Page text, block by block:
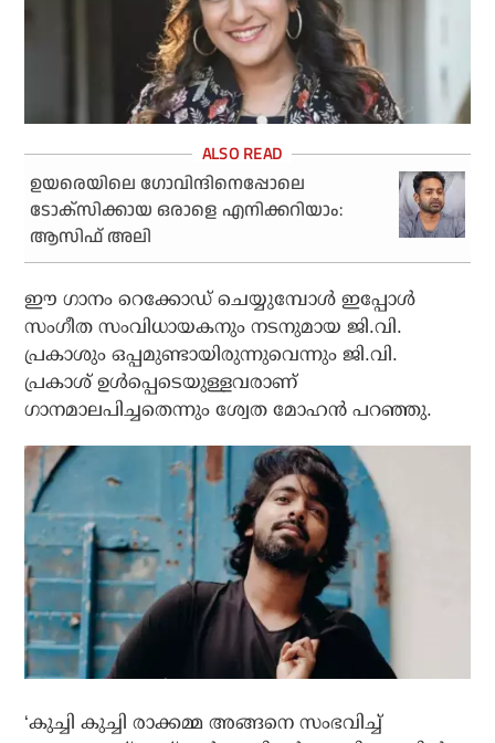
ഉയരെയിലെ ഗോവിന്ദിനെപ്പോലെ
ടോക്‌സിക്കായ ഒരാളെ എനിക്കറിയാം:
ആസിഫ് അലി
ഈ ഗാനം റെക്കോഡ് ചെയ്യുമ്പോള്‍ ഇപ്പോള്‍
സംഗീത സംവിധായകനും നടനുമായ ജി.വി.
പ്രകാശും ഒപ്പമുണ്ടായിരുന്നുവെന്നും ജി.വി.
പ്രകാശ് ഉള്‍പ്പെടെയുള്ളവരാണ്
ഗാനമാലപിച്ചതെന്നും ശ്വേത മോഹന്‍ പറഞ്ഞു.
‘കുച്ചി കുച്ചി രാക്കമ്മ അങ്ങനെ സംഭവിച്ച്